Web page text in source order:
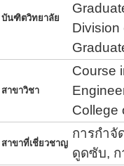
บันฑิตวิทยาลัย
Division
สาขาวิชา
Course
College
สาขาที่เชี่ยวชาญ
การกำจั
ดูดซับ, ก